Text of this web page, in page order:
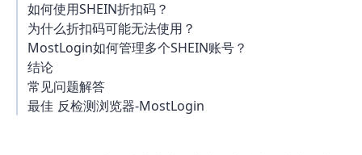
如何使用SHEIN折扣码？
为什么折扣码可能无法使用？
MostLogin如何管理多个SHEIN账号？
结论
常见问题解答
最佳 反检测浏览器-MostLogin